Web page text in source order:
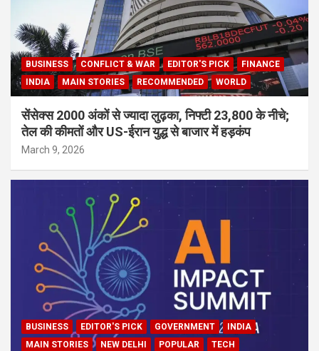
BUSINESS CONFLICT & WAR EDITOR'S PICK
FINANCE
INDIA
MAIN STORIES RECOMMENDED WORLD
सेंसेक्स 2000 अंकों से ज्यादा लुढ़का, निफ्टी 23,800 के नीचे;
तेल की कीमतों और US-ईरान युद्ध से बाजार में हड़कंप
March 9, 2026
BUSINESS EDITOR'S PICK GOVERNMENT
INDIA
MAIN STORIES
NEW DELHI POPULAR TECH